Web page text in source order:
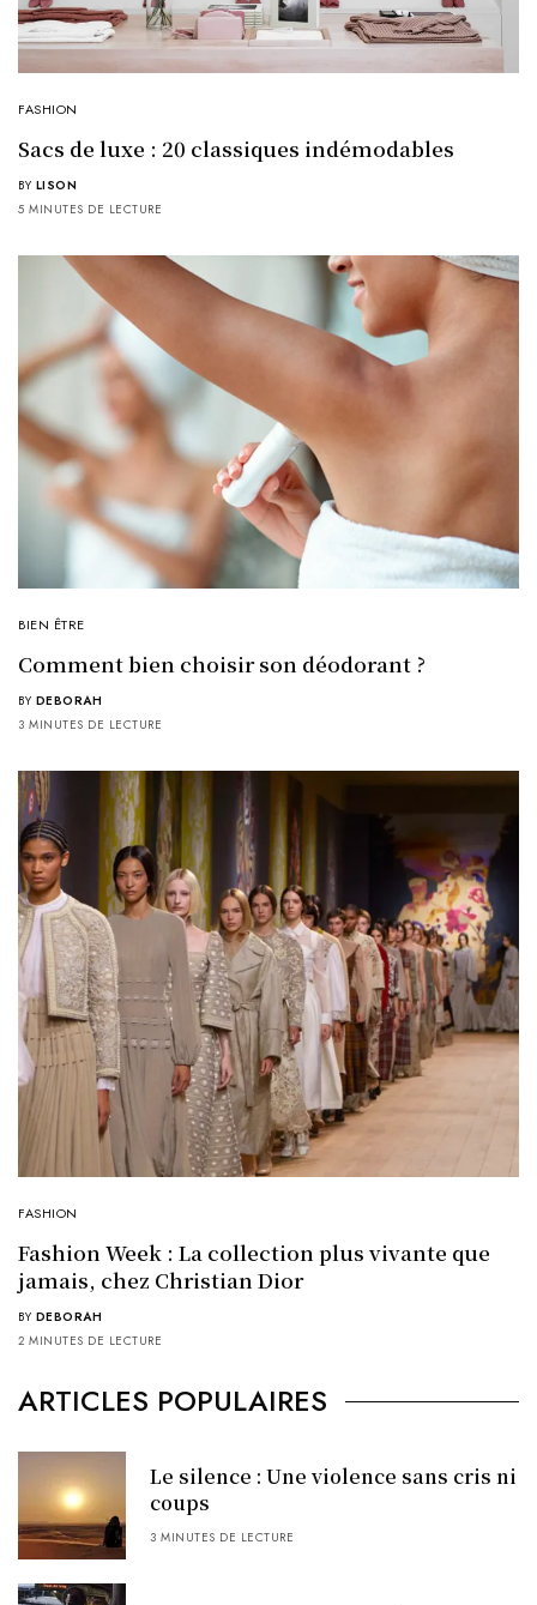
FASHION
Sacs de luxe : 20 classiques indémodables
BY LISON
5 MINUTES DE LECTURE
BIEN ÊTRE
Comment bien choisir son déodorant ?
BY DEBORAH
3 MINUTES DE LECTURE
FASHION
Fashion Week : La collection plus vivante que
jamais, chez Christian Dior
BY DEBORAH
2 MINUTES DE LECTURE
ARTICLES POPULAIRES
Le silence : Une violence sans cris ni
coups
3 MINUTES DE LECTURE